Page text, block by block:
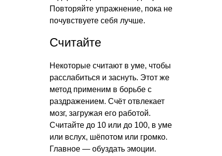
Повторяйте упражнение, пока не
почувствуете себя лучше.
Считайте
Некоторые считают в уме, чтобы
расслабиться и заснуть. Этот же
метод применим в борьбе с
раздражением. Счёт отвлекает
мозг, загружая его работой.
Считайте до 10 или до 100, в уме
или вслух, шёпотом или громко.
Главное — обуздать эмоции.